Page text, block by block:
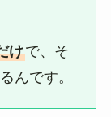
けで、そ
んです。